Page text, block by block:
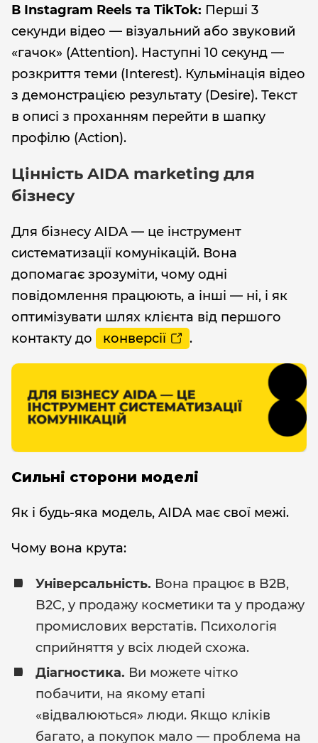
В Instagram Reels та TikTok: Перші 3
секунди відео — візуальний або звуковий
«гачок» (Attention). Наступні 10 секунд —
розкриття теми (Interest). Кульмінація відео
з демонстрацією результату (Desire). Текст
в описі з проханням перейти в шапку
профілю (Action).
Цінність AIDA marketing для
бізнесу
Для бізнесу AIDA — це інструмент
систематизації комунікацій. Вона
допомагає зрозуміти, чому одні
повідомлення працюють, а інші — ні, і як
оптимізувати шлях клієнта від першого
контакту до
конверсії .
Сильні сторони моделі
Як і будь-яка модель, AIDA має свої межі.
Чому вона крута:
Універсальність. Вона працює в B2B,
B2C, у продажу косметики та у продажу
промислових верстатів. Психологія
сприйняття у всіх людей схожа.
Діагностика. Ви можете чітко
побачити, на якому етапі
«відвалюються» люди. Якщо кліків
багато, а покупок мало — проблема на